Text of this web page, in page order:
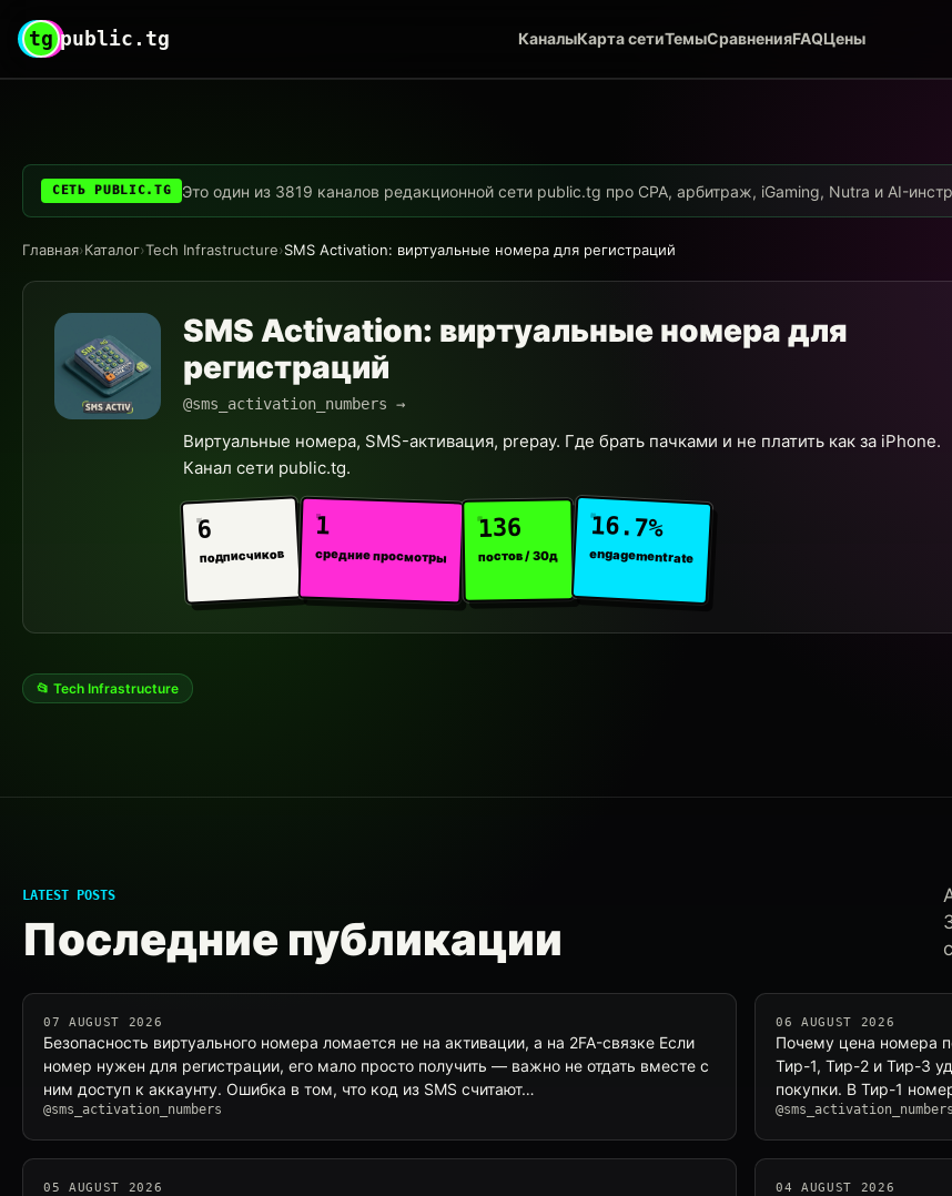
tg public.tg КаналыКарта сетиТемыСравненияFAQЦены
СЕТЬ PUBLIC.TG Это один из 3819 каналов редакционной сети public.tg про CPA, арбитраж, iGaming, Nutra и AI-
Главная›Каталог›Tech Infrastructure›SMS Activation: виртуальные номера для регистраций
SMS Activation: виртуальные номера для
регистраций
@sms_activation_numbers →
Виртуальные номера, SMS-активация, prepay. Где брать пачками и не платить как за iPhone.
Канал сети public.tg.
6
подписчиков
1
средние просмотры
136
постов / 30д
16.7%
engagement rate
📂 Tech Infrastructure
LATEST POSTS
Последние публикации
07 AUGUST 2026
Безопасность виртуального номера ломается не на активации, а на 2FA-связке Если
номер нужен для регистрации, его мало просто получить — важно не отдать вместе с
ним доступ к аккаунту. Ошибка в том, что код из SMS считают…
@sms_activation_numbers
06 AUGUST 2026
Почему цена номера
Тир-1, Тир-2 и Тир-3
покупки. В Тир-1
@sms_activation_numbers
05 AUGUST 2026 04 AUGUST 2026